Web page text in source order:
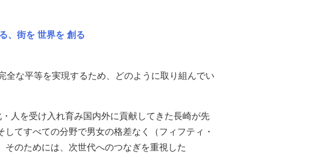
、街を 世界を 創る
全な平等を実現するため、どのように取り組んでい
人を受け入れ育み国内外に貢献してきた長崎が先
てすべての分野で男女の格差なく（フィフティ・
のためには、次世代へのつなぎを重視した